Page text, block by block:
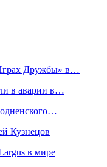
Дружбы» в…
в аварии в…
Кузнецов
в мире